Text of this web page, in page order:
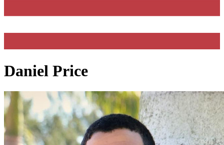
Daniel Price